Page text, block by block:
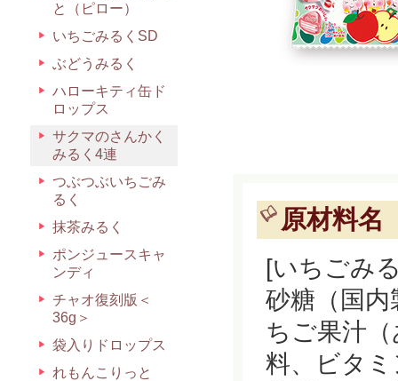
と（ピロー）
いちごみるくSD
ぶどうみるく
ハローキティ缶ド
ロップス
サクマのさんかく
みるく4連
つぶつぶいちごみ
るく
抹茶みるく
ポンジュースキャ
ンディ
チャオ復刻版＜
36g＞
袋入りドロップス
れもんこりっと
原材料名
[いちごみ
砂糖（国内
ちご果汁
料、ビタ